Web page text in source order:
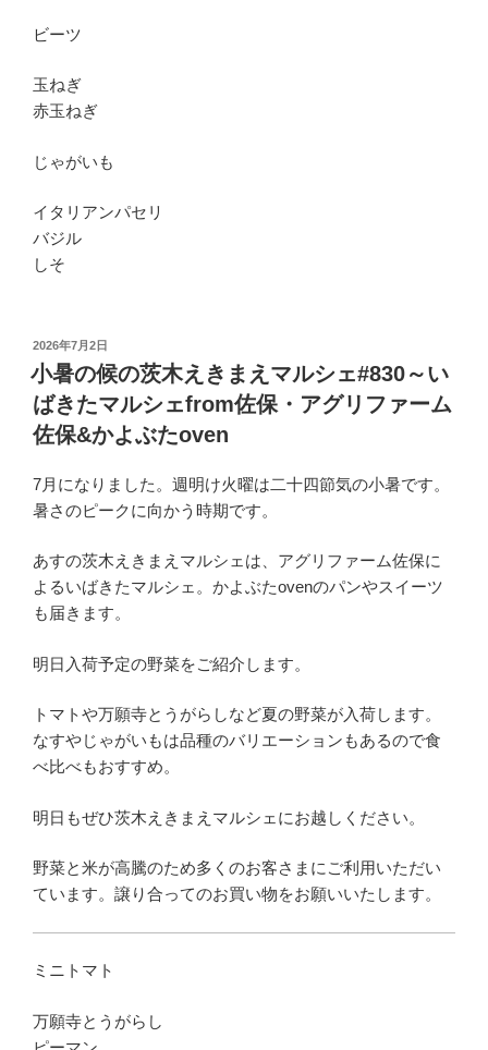
ビーツ
玉ねぎ
赤玉ねぎ
じゃがいも
イタリアンパセリ
バジル
しそ
投
稿
日:
2026年7月2日
小暑の候の茨木えきまえマルシェ#830～い
ばきたマルシェfrom佐保・アグリファーム
佐保&かよぶたoven
7月になりました。週明け火曜は二十四節気の小暑です。
暑さのピークに向かう時期です。
あすの茨木えきまえマルシェは、アグリファーム佐保に
よるいばきたマルシェ。かよぶたovenのパンやスイーツ
も届きます。
明日入荷予定の野菜をご紹介します。
トマトや万願寺とうがらしなど夏の野菜が入荷します。
なすやじゃがいもは品種のバリエーションもあるので食
べ比べもおすすめ。
明日もぜひ茨木えきまえマルシェにお越しください。
野菜と米が高騰のため多くのお客さまにご利用いただい
ています。譲り合ってのお買い物をお願いいたします。
ミニトマト
万願寺とうがらし